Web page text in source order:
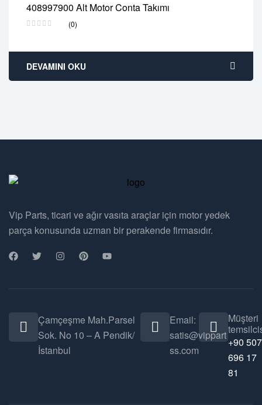
408997900 Alt Motor Conta Takımı
(0)
2 years warranty
Delivery time: 1-2 business days
DEVAMINI OKU
Vip Parts, ticari ve ağır vasıta araçlar için motor yedek
parça konusunda uzman bir perakende firmasıdır.
Çamçeşme Mah.Parsel
Sok. No 10 – A Pendik/
İstanbul
Email:
satis@vippart
ss.com
Müşteri
+90 507
696 17
81